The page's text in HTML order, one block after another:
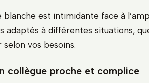
blanche est intimidante face à
adaptés à différentes situations,
selon vos besoins.
collègue proche et complice